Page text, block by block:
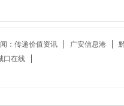
：传递价值资讯 广安信息港
口在线